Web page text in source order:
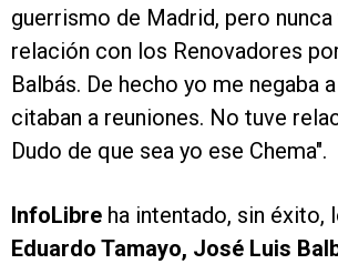
guerrismo de Madrid, pero nunca
relación con los Renovadores
Balbás. De hecho yo me negaba
citaban a reuniones. No tuve
Dudo de que sea yo ese Chema".
InfoLibre ha intentado, sin éxito,
Eduardo Tamayo, José Luis